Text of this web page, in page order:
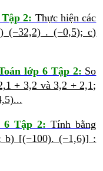
2: Thực hiện các
(−32,2) . (−0,5);c)
lớp 6 Tập 2: So
+ 3,2 và 3,2 + 2,1;
6 Tập 2: Tính bằng
b) [(−100). (−1,6)] :